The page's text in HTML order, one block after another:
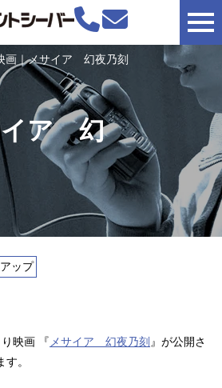
画｜メサイア 幻夜乃刻
イア 幻
ップ
映画 『 メサイア 幻夜乃刻 』が公開さ
。